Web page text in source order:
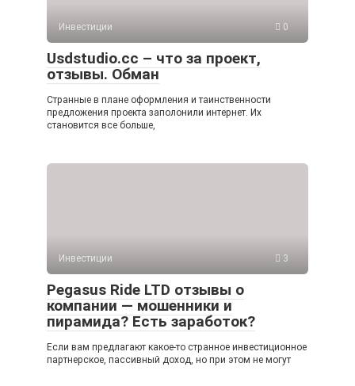
Инвестиции 0
Usdstudio.cc – что за проект,
отзывы. Обман
Странные в плане оформления и таинственности
предложения проекта заполонили интернет. Их
становится все больше,
Инвестиции 3
Pegasus Ride LTD отзывы о
компании — мошенники и
пирамида? Есть заработок?
Если вам предлагают какое-то странное инвестиционное
партнерское, пассивный доход, но при этом не могут